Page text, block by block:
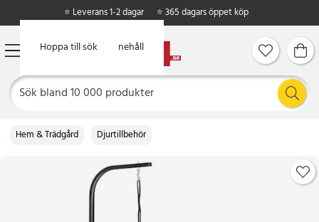
Hoppa till huvudinnehåll
Hoppa till sök
⭐ Leverans 1-2 dagar ⭐ 365 dagars öppet köp
Hem & Trädgård Djurtillbehör